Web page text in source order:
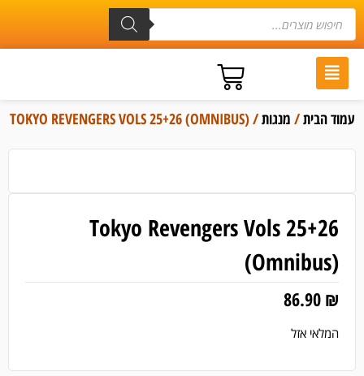
עמוד הבית/ מנגות/ TOKYO REVENGERS VOLS 25+26 (OMNIBUS)
Tokyo Revengers Vols 25+26
(Omnibus)
86.90 ₪
המלאי אזל